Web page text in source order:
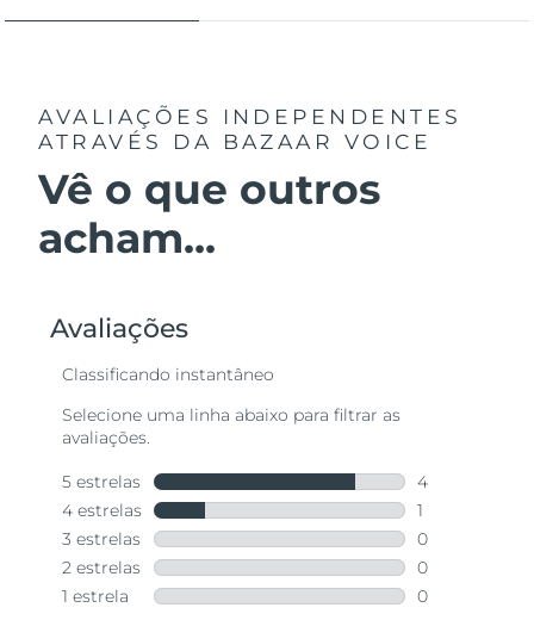
AVALIAÇÕES INDEPENDENTES
ATRAVÉS DA BAZAAR VOICE
Vê o que outros
acham...